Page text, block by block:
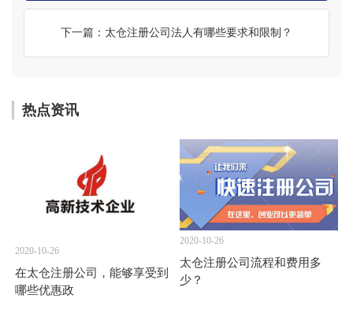
下一篇：太仓注册公司法人有哪些要求和限制？
热点资讯
2020-10-26
在太仓注册公司，能够享受到
哪些优惠政
2020-10-26
太仓注册公司流程和费用多
少？